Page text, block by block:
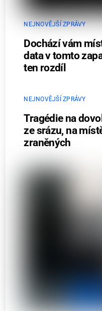
NEJNOVĚJŠÍ ZPRÁVY
Dochází vám
data v tomto
ten rozdíl
NEJNOVĚJŠÍ ZPRÁVY
Tragédie na
ze srázu, na
zraněných